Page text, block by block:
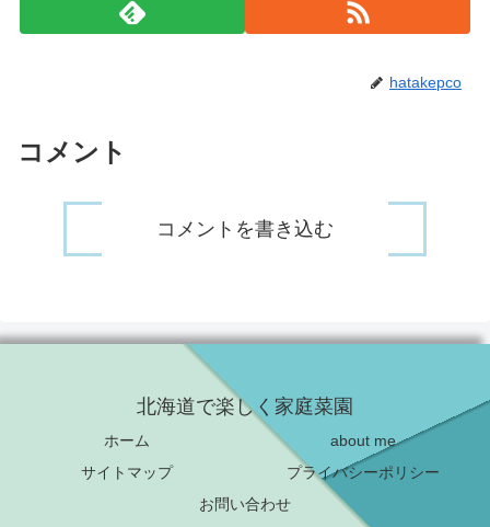
hatakepco
コメント
コメントを書き込む
北海道で楽しく家庭菜園
ホーム
about me
サイトマップ
プライバシーポリシー
お問い合わせ